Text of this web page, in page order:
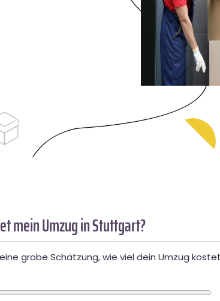
mein Umzug in Stuttgart?
grobe Schätzung, wie viel dein Umzug